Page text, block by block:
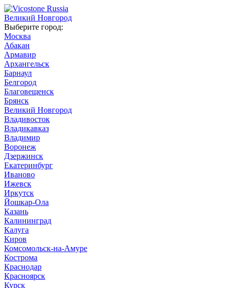
Великий Новгород
Выберите город:
Москва
Абакан
Армавир
Архангельск
Барнаул
Белгород
Благовещенск
Брянск
Великий Новгород
Владивосток
Владикавказ
Владимир
Воронеж
Дзержинск
Екатеринбург
Иваново
Ижевск
Иркутск
Йошкар-Ола
Казань
Калининград
Калуга
Киров
Комсомольск-на-Амуре
Кострома
Краснодар
Красноярск
Курск